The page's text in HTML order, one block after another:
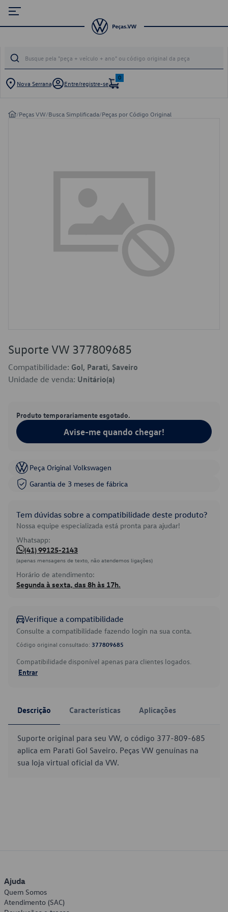
Nova Serrana Entre/registre-se
0
/Peças VW/Busca Simplificada/Peças por Código Original
Suporte VW 377809685
Compatibilidade: Gol, Parati, Saveiro
Unidade de venda: Unitário(a)
Produto temporariamente esgotado.
Avise-me quando chegar!
Peça Original Volkswagen
Garantia de 3 meses de fábrica
Tem dúvidas sobre a compatibilidade deste produto?
Nossa equipe especializada está pronta para ajudar!
Whatsapp:
(41) 99125-2143
(apenas mensagens de texto, não atendemos ligações)
Horário de atendimento:
Segunda à sexta, das 8h às 17h.
Verifique a compatibilidade
Consulte a compatibilidade fazendo login na sua conta.
Código original consultado: 377809685
Compatibilidade disponível apenas para clientes logados.
Entrar
Descrição Características Aplicações
Suporte original para seu VW, o código 377-809-685
aplica em Parati Gol Saveiro. Peças VW genuínas na
sua loja virtual oficial da VW.
Ajuda
Quem Somos
Atendimento (SAC)